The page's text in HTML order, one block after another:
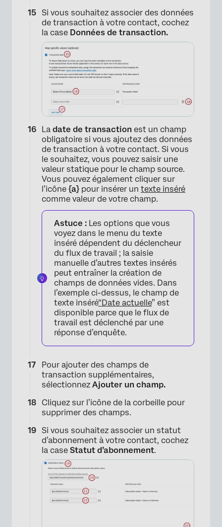
Si vous souhaitez associer des données
de transaction à votre contact, cochez
la case Données de transaction.
La date de transaction est un champ
obligatoire si vous ajoutez des données
de transaction à votre contact. Si vous
le souhaitez, vous pouvez saisir une
valeur statique pour le champ source.
Vous pouvez également cliquer sur
l’icône {a} pour insérer un texte inséré
comme valeur de votre champ.
Astuce : Les options que vous
voyez dans le menu du texte
inséré dépendent du déclencheur
du flux de travail ; la saisie
manuelle d’autres textes insérés
peut entraîner la création de
champs de données vides. Dans
l’exemple ci-dessus, le champ de
texte inséré“Date actuelle” est
disponible parce que le flux de
travail est déclenché par une
réponse d’enquête.
Pour ajouter des champs de
transaction supplémentaires,
sélectionnez Ajouter un champ.
Cliquez sur l’icône de la corbeille pour
supprimer des champs.
Si vous souhaitez associer un statut
d’abonnement à votre contact, cochez
la case Statut d’abonnement.